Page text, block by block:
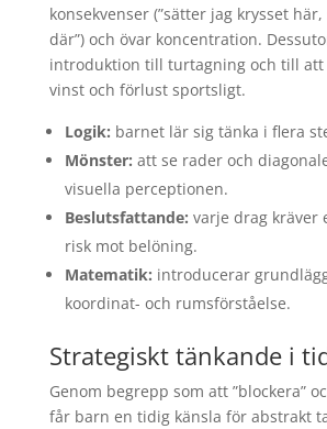
konsekvenser (”sätter jag krysset
där”) och övar koncentration.
introduktion till turtagning och till att
vinst och förlust sportsligt.
Logik: barnet lär sig tänka i flera
Mönster: att se rader och
visuella perceptionen.
Beslutsfattande: varje drag kräver
risk mot belöning.
Matematik: introducerar
koordinat- och rumsförståelse.
Strategiskt tänkande i
Genom begrepp som att ”blockera”
får barn en tidig känsla för abstrakt